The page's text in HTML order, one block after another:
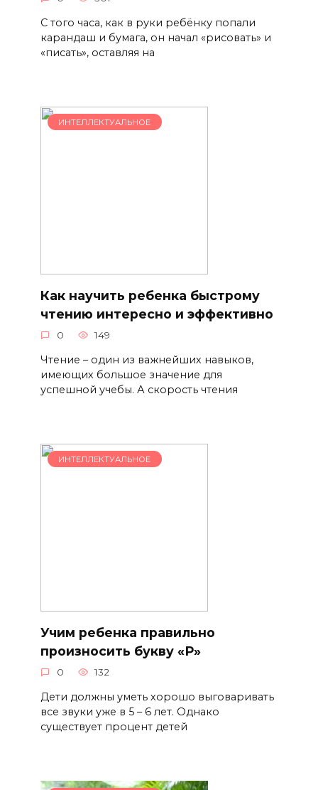
С того часа, как в руки ребёнку попали
карандаш и бумага, он начал «рисовать» и
«писать», оставляя на
ИНТЕЛЛЕКТУАЛЬНОЕ
Как научить ребенка быстрому
чтению интересно и эффективно
0 149
Чтение – один из важнейших навыков,
имеющих большое значение для
успешной учебы. А скорость чтения
ИНТЕЛЛЕКТУАЛЬНОЕ
Учим ребенка правильно
произносить букву «Р»
0 132
Дети должны уметь хорошо выговаривать
все звуки уже в 5 – 6 лет. Однако
существует процент детей